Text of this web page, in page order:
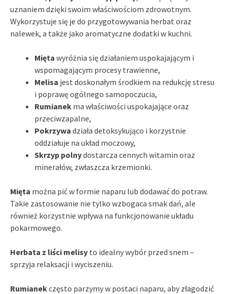
uznaniem dzięki swoim właściwościom zdrowotnym.
Wykorzystuje się je do przygotowywania herbat oraz
nalewek, a także jako aromatyczne dodatki w kuchni.
Mięta wyróżnia się działaniem uspokajającym i
wspomagającym procesy trawienne,
Melisa jest doskonałym środkiem na redukcję stresu
i poprawę ogólnego samopoczucia,
Rumianek ma właściwości uspokajające oraz
przeciwzapalne,
Pokrzywa działa detoksykująco i korzystnie
oddziałuje na układ moczowy,
Skrzyp polnydostarcza cennych witamin oraz
minerałów, zwłaszcza krzemionki.
Mięta można pić w formie naparu lub dodawać do potraw.
Takie zastosowanie nie tylko wzbogaca smak dań, ale
również korzystnie wpływa na funkcjonowanie układu
pokarmowego.
Herbata z liści melisy to idealny wybór przed snem –
sprzyja relaksacji i wyciszeniu.
Rumianekczęsto parzymy w postaci naparu, aby złagodzić